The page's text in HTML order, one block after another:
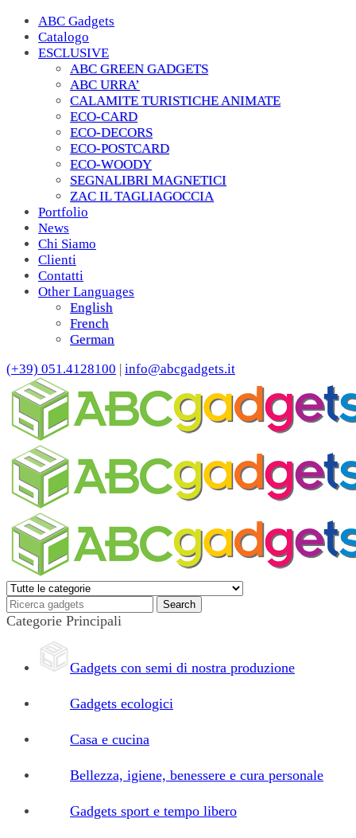
ABC Gadgets
Catalogo
ESCLUSIVE
ABC GREEN GADGETS
ABC URRA’
CALAMITE TURISTICHE ANIMATE
ECO-CARD
ECO-DECORS
ECO-POSTCARD
ECO-WOODY
SEGNALIBRI MAGNETICI
ZAC IL TAGLIAGOCCIA
Portfolio
News
Chi Siamo
Clienti
Contatti
Other Languages
English
French
German
(+39) 051.4128100 | info@abcgadgets.it
Categorie Principali
Gadgets con semi di nostra produzione
Gadgets ecologici
Casa e cucina
Bellezza, igiene, benessere e cura personale
Gadgets sport e tempo libero